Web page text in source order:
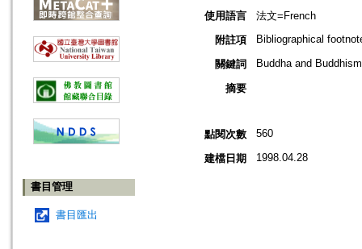
書目管理
書目匯出
使用語言
法文=French
附註項
Bibliographical
關鍵詞 Buddha and
摘要
點閱次數 560
建檔日期 1998.04.28